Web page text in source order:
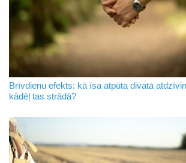
Brīvdienu efekts: kā īsa atpūta divatā
kādēļ tas strādā?